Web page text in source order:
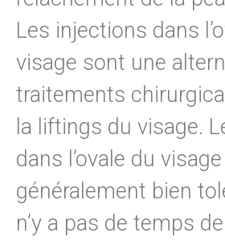
Les injections dans
visage sont une
traitements
la liftings du visage.
dans l’ovale du
généralement bien
n’y a pas de temps de